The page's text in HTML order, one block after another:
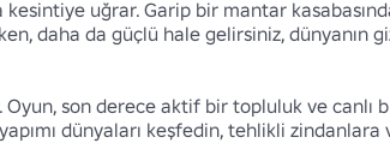
kesintiye uğrar. Garip bir mantar
daha da güçlü hale gelirsiniz, dünyanın
son derece aktif bir topluluk ve canlı
dünyaları keşfedin, tehlikli